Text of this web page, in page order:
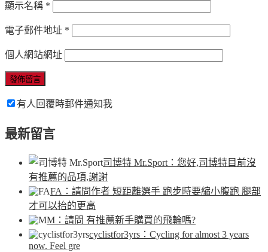
顯示名稱 *
電子郵件地址 *
個人網站網址
有人回覆時郵件通知我
最新留言
司博特 Mr.Sport ：您好,司博特目前沒
有推薦的品項,謝謝
FA ：請問作者 短距離選手 跑步時要縮小腹跑 腿部
才可以抬的更高
M ：請問 有推薦新手購買的飛輪嗎?
cyclistfor3yrs ：Cycling for almost 3 years
now. Feel gre